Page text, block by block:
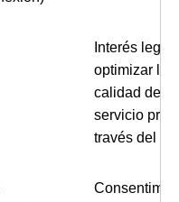
Interés
optimizar la
calidad del
servicio
través del